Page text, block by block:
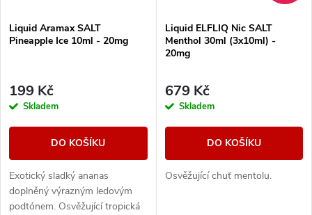
Liquid Aramax SALT
Pineapple Ice 10ml - 20mg
199 Kč
Skladem
DO KOŠÍKU
Exotický sladký ananas
doplněný výrazným ledovým
podtónem. Osvěžující tropická
Liquid ELFLIQ Nic SALT
Menthol 30ml (3x10ml) -
20mg
679 Kč
Skladem
DO KOŠÍKU
Osvěžující chuť mentolu.